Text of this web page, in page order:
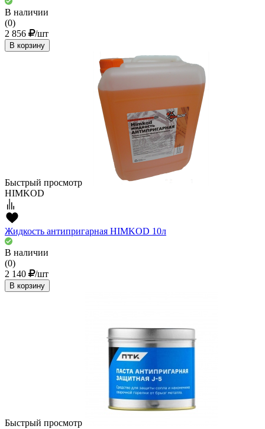
В наличии
(0)
2 856
/шт
В корзину
Быстрый просмотр
HIMKOD
Жидкость антипригарная HIMKOD 10л
В наличии
(0)
2 140
/шт
В корзину
Быстрый просмотр